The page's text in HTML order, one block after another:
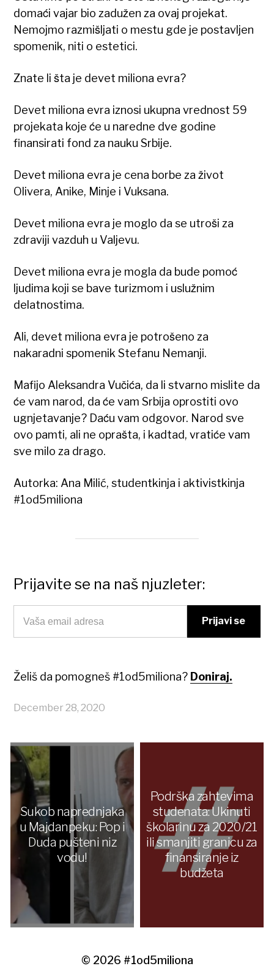
domaći vajar bio zadužen za ovaj projekat.
Nemojmo razmišljati o mestu gde je postavljen
spomenik, niti o estetici.
Znate li šta je devet miliona evra?
Devet miliona evra iznosi ukupna vrednost 59
projekata koje će u naredne dve godine
finansirati fond za nauku Srbije.
Devet miliona evra je cena borbe za život
Olivera, Anike, Minje i Vuksana.
Devet miliona evra je moglo da se utroši za
zdraviji vazduh u Valjevu.
Devet miliona evra je mogla da bude pomoć
ljudima koji se bave turizmom i uslužnim
delatnostima.
Ali, devet miliona evra je potrošeno za
nakaradni spomenik Stefanu Nemanji.
Mafijo Aleksandra Vučića, da li stvarno mislite da
će vam narod, da će vam Srbija oprostiti ovo
ugnjetavanje? Daću vam odgovor. Narod sve
ovo pamti, ali ne oprašta, i kadtad, vratiće vam
sve milo za drago.
Autorka: Ana Milić, studentkinja i aktivistkinja
#1od5miliona
Prijavite se na naš njuzleter:
Želiš da pomogneš #1od5miliona? Doniraj.
December 28, 2020
Sukob naprednjaka
u Majdanpeku: Pop i
Duda pušteni niz
vodu!
Podrška zahtevima
studenata: Ukinuti
školarinu za 2020/21
ili smanjiti granicu za
finansiranje iz
budžeta
© 2026 #1od5miliona